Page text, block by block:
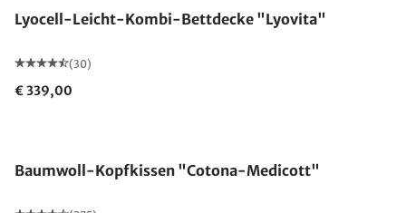
Lyocell-Leicht-Kombi-Bettdecke "Lyovita"
(30)
€ 339,00
Baumwoll-Kopfkissen "Cotona-Medicott"